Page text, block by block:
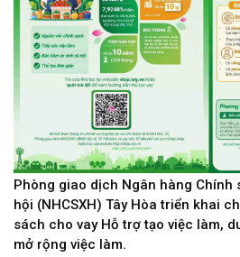
Phòng giao dịch Ngân hàng Chính
hội (NHCSXH) Tây Hòa triển khai
sách cho vay Hỗ trợ tạo việc làm,
mở rộng việc làm.